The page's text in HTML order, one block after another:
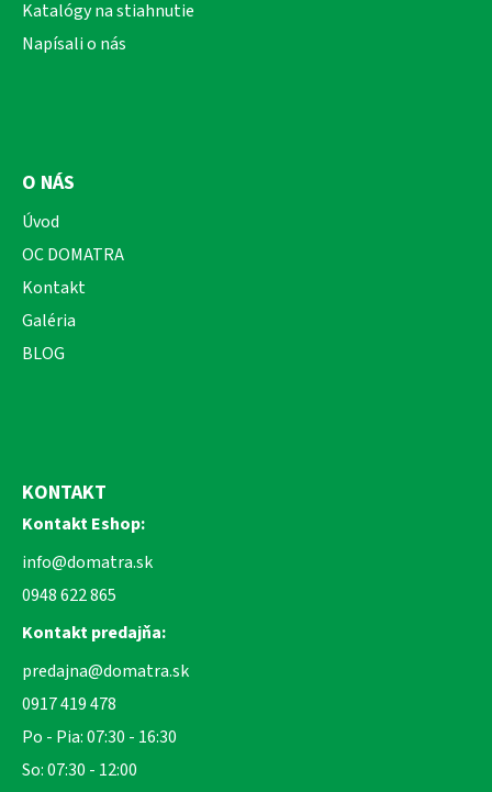
Katalógy na stiahnutie
Napísali o nás
O NÁS
Úvod
OC DOMATRA
Kontakt
Galéria
BLOG
KONTAKT
Kontakt Eshop:
info@domatra.sk
0948 622 865
Kontakt predajňa:
predajna@domatra.sk
0917 419 478
Po - Pia: 07:30 - 16:30
So: 07:30 - 12:00